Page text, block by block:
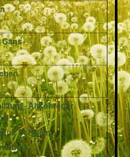
Gans
- Altkohrener
II
Schwein